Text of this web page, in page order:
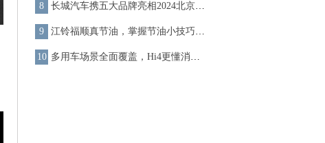
长城汽车携五大品牌亮相2024北京车展 全球化发展备受瞩目
江铃福顺真节油，掌握节油小技巧会更省油
多用车场景全面覆盖，Hi4更懂消费者的多元化需求